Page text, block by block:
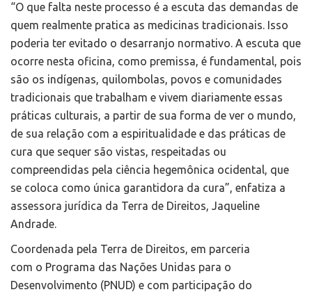
“O que falta neste processo é a escuta das demandas de
quem realmente pratica as medicinas tradicionais. Isso
poderia ter evitado o desarranjo normativo. A escuta que
ocorre nesta oficina, como premissa, é fundamental, pois
são os indígenas, quilombolas, povos e comunidades
tradicionais que trabalham e vivem diariamente essas
práticas culturais, a partir de sua forma de ver o mundo,
de sua relação com a espiritualidade e das práticas de
cura que sequer são vistas, respeitadas ou
compreendidas pela ciência hegemônica ocidental, que
se coloca como única garantidora da cura”, enfatiza a
assessora jurídica da Terra de Direitos, Jaqueline
Andrade.
Coordenada pela Terra de Direitos, em parceria
com o Programa das Nações Unidas para o
Desenvolvimento (PNUD) e com participação do